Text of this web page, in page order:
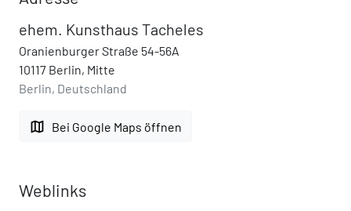
ehem. Kunsthaus Tacheles
Oranienburger Straße 54-56A
10117 Berlin, Mitte
Berlin, Deutschland
map Bei Google Maps öffnen
Weblinks